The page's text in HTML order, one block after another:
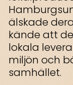
älskade
kände att
lokala
miljön och
samhället.